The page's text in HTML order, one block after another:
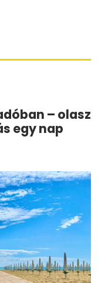
– olasz
egy nap